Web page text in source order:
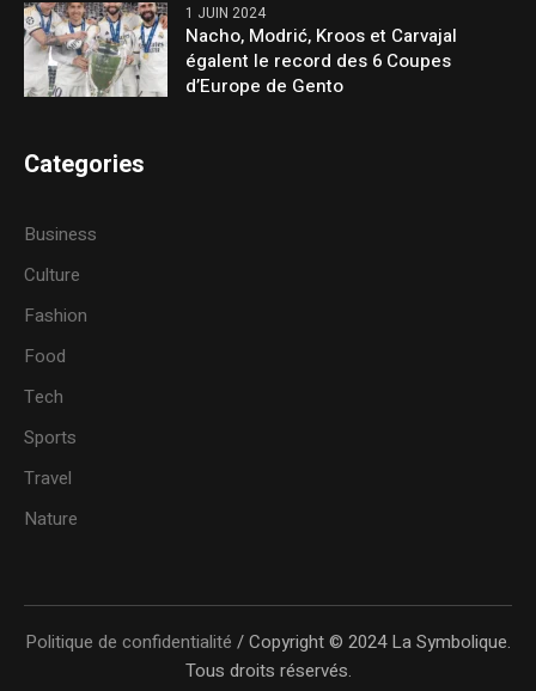
1 JUIN 2024
Nacho, Modrić, Kroos et Carvajal
égalent le record des 6 Coupes
d’Europe de Gento
Categories
Business
Culture
Fashion
Food
Tech
Sports
Travel
Nature
Politique de confidentialité / Copyright © 2024 La Symbolique.
Tous droits réservés.